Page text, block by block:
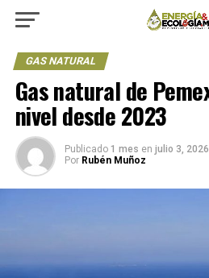
GAS NATURAL
Gas natural de
nivel desde 2023
Publicado 1 mes en julio 3, 2026
Por Rubén Muñoz